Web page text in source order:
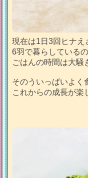
現在は1日3回ヒナえ
6羽で暮らしている
ごはんの時間は大騒
そのういっぱいよく
これからの成長が楽